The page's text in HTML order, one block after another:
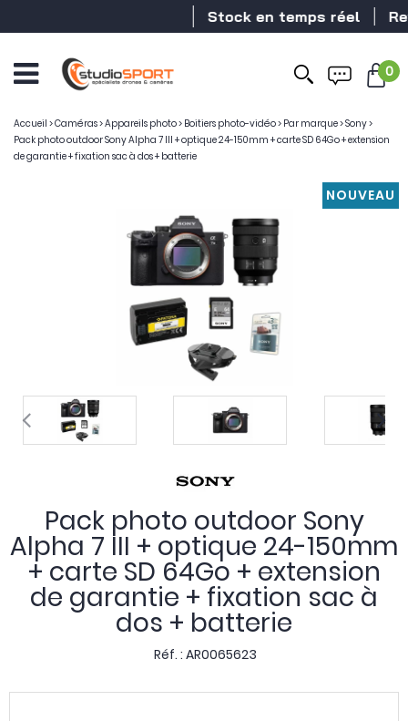
Stock en temps réel
0
Accueil >Caméras>Appareils photo> Boitiers photo-vidéo> Par marque>Sony>
Pack photo outdoor Sony Alpha 7 III + optique 24-150mm + carte SD 64Go + extension
de garantie + fixation sac à dos + batterie
NOUVEAU
Pack photo outdoor Sony
Alpha 7 III + optique 24-150mm
+ carte SD 64Go + extension
de garantie + fixation sac à
dos + batterie
Réf. : AR0065623